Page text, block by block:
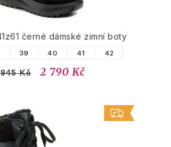
černé dámské zimní boty
39 40 41 42
Kč 2 790 Kč